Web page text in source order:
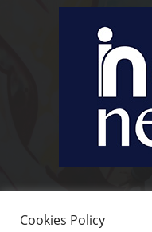
είστε
Cookies Policy